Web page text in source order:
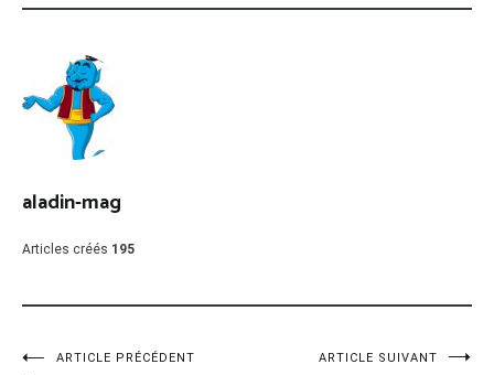
aladin-mag
Articles créés 195
ARTICLE PRÉCÉDENT ARTICLE SUIVANT